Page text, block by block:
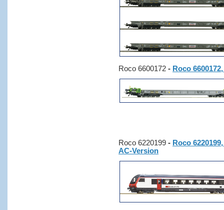
Roco 6600172 - Roco
Roco 6220199 - Roco
AC-Version